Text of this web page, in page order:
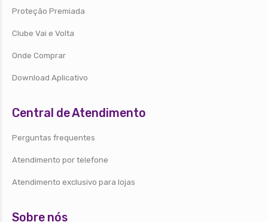
Proteção Premiada
Clube Vai e Volta
Onde Comprar
Download Aplicativo
Central de Atendimento
Perguntas frequentes
Atendimento por telefone
Atendimento exclusivo para lojas
Sobre nós